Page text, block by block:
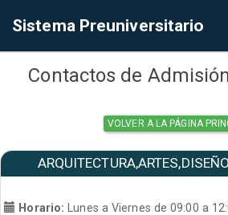
Sistema Preuniversitario
Contactos de
VOLVER A LA PÁGINA
Horario:
Lunes a Viernes de 09:00 a